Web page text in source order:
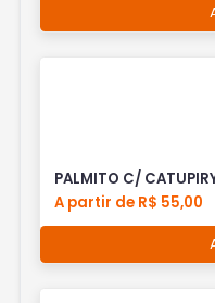
PALMITO C/
A partir de R$ 55,00